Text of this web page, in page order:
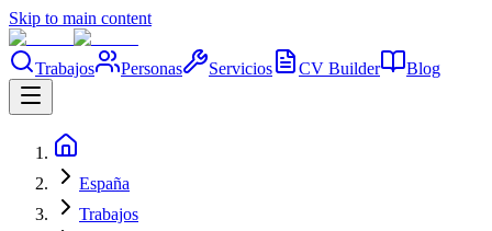
Skip to main content
Trabajos Personas Servicios CV Builder Blog
España
Trabajos